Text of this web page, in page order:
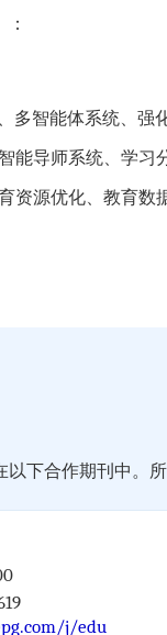
多智能体系统、强
能导师系统、学习
资源优化、教育数
下合作期刊中。
j/edu